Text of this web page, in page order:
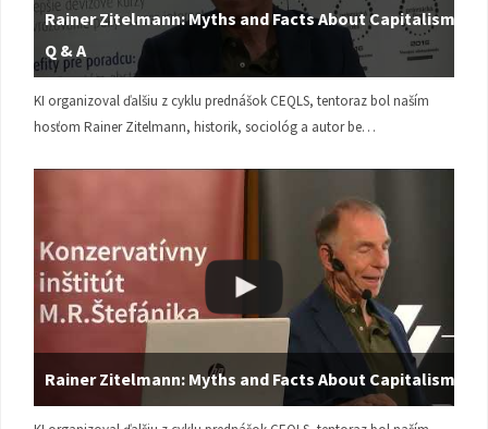
Rainer Zitelmann: Myths and Facts About Capitalism |
Q & A
KI organizoval ďalšiu z cyklu prednášok CEQLS, tentoraz bol naším
hosťom Rainer Zitelmann, historik, sociológ a autor be…
Rainer Zitelmann: Myths and Facts About Capitalism